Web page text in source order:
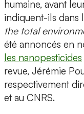
humaine, avant
indiquent-ils dans
the total
été annoncés en
les nanopesticides
revue, Jérémie
respectivement
et au CNRS.